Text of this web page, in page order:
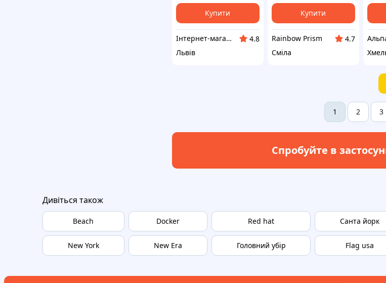
Купити
Інтернет-магазин "Sibelis_store" /ФОП Продиус Володимир Васильович
4.8
Львів
Купити
Rainbow Prism
4.7
Сміла
1 2 3
Спробуйте в
Дивіться також
Beach
New York
Docker
New Era
Red hat
Головний убір
Санта йорк
Flag usa